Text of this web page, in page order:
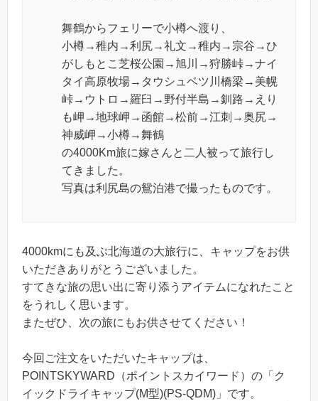
舞鶴からフェリーで小樽へ渡り、
小樽→稚内→利尻→礼文→稚内→宗谷→ひ
がしもとこ芝桜公園→旭川→狩勝峠→ナイ
タイ高原牧場→タウシュベツ川橋梁→美幌
峠→ウトロ→羅臼→野付半島→釧路→えり
も岬→地球岬→函館→松前→江刺→奥尻→
神威岬→小樽→舞鶴
の4000Km旅に嫁さんと二人被って旅行し
てきました。
写真は利尻島の鴛泊港で撮ったものです。
4000kmにも及ぶ北海道の大旅行に、キャップをお供
いただきありがとうございました。
すてきな旅の思い出に寄り添うアイテムになれたこと
をうれしく思います。
またぜひ、次の旅にもお供させてください！
今回ご注文をいただいたキャップは、
POINTSKYWARD（ポイントスカイワード）の「ク
イックドライキャップ(M型)(PS-QDM)」です。